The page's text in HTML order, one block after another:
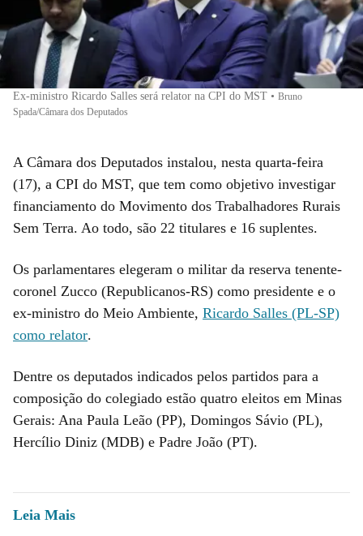
Ex-ministro Ricardo Salles será relator na CPI do MST • Bruno
Spada/Câmara dos Deputados
A Câmara dos Deputados instalou, nesta quarta-feira
(17), a CPI do MST, que tem como objetivo investigar
financiamento do Movimento dos Trabalhadores Rurais
Sem Terra. Ao todo, são 22 titulares e 16 suplentes.
Os parlamentares elegeram o militar da reserva tenente-
coronel Zucco (Republicanos-RS) como presidente e o
ex-ministro do Meio Ambiente, Ricardo Salles (PL-SP)
como relator.
Dentre os deputados indicados pelos partidos para a
composição do colegiado estão quatro eleitos em Minas
Gerais: Ana Paula Leão (PP), Domingos Sávio (PL),
Hercílio Diniz (MDB) e Padre João (PT).
Leia Mais